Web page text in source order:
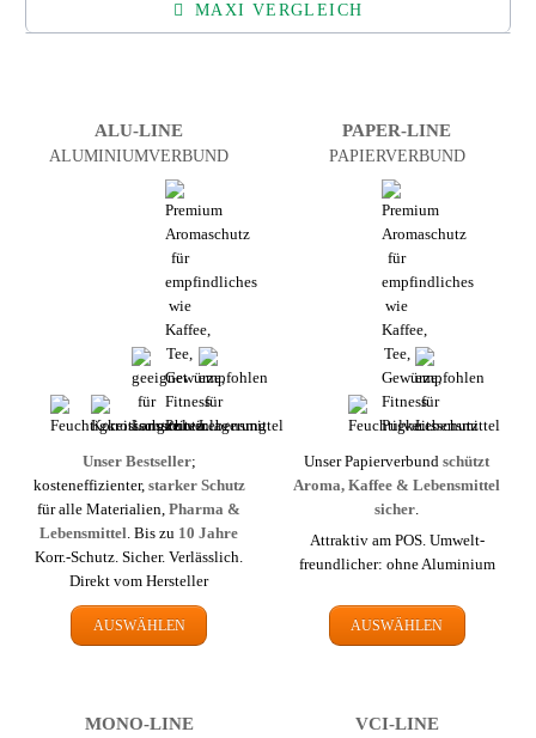
MAXI VERGLEICH
ALU-LINE
ALUMINIUM­VERBUND
Unser Bestseller;
kosteneffizienter, starker Schutz
für alle Materialien,Pharma &
Lebens­mittel . Bis zu 10 Jahre
Korr.-Schutz. Sicher. Verlässlich.
Direkt vom Hersteller
AUSWÄHLEN
PAPER-LINE
PAPIERVERBUND
Unser Papierverbundschützt
Aroma, Kaffee & Lebens­mittel
sicher
Attraktiv am POS. Umwelt­
freundlicher: ohne Aluminium
AUSWÄHLEN
MONO-LINE VCI-LINE